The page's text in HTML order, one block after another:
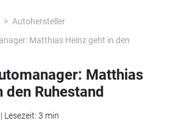
Autohersteller
Matthias Heinz geht in den
Matthias
den Ruhestand
Lesezeit: 3 min